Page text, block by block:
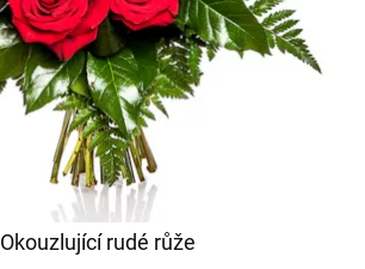
Okouzlující rudé růže